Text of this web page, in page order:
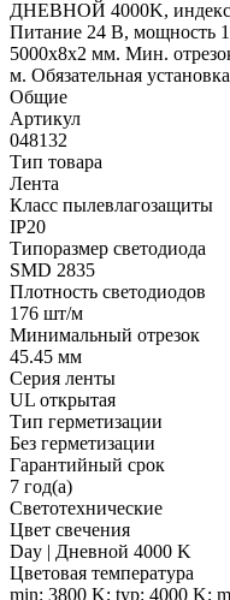
ДНЕВНОЙ 4000K, индекс
Питание 24 В, мощность
5000x8x2 мм. Мин.
м. Обязательная
Общие
Артикул
048132
Тип товара
Лента
Класс пылевлагозащиты
IP20
Типоразмер светодиода
SMD 2835
Плотность светодиодов
176 шт/м
Минимальный отрезок
45.45 мм
Серия ленты
UL открытая
Тип герметизации
Без герметизации
Гарантийный срок
7 год(а)
Светотехнические
Цвет свечения
Day | Дневной 4000 K
Цветовая температура
min: 3800 K; typ: 4000 K;